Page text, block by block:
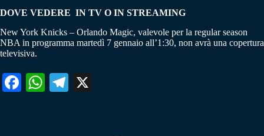
DOVE VEDERE IN TV O IN STREAMING
New York Knicks – Orlando Magic, valevole per la regular season
NBA in programma martedì 7 gennaio all’1:30, non avrà una copertura
televisiva.
Fa W
Te